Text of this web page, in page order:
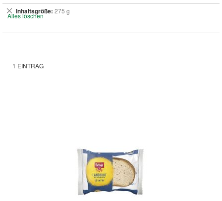
1 EINTRAG
Inhaltsgröße 275 g
Dies
entfernen
Alles löschen